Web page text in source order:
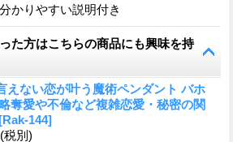
かりやすい説明付き
た方はこちらの商品にも興味を持
えない恋が叶う魔術ペンダント バホ
奪愛や不倫など複雑恋愛・秘密の関
Rak-144]
(税別)